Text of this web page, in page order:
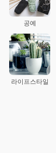
공예
라이프스타일